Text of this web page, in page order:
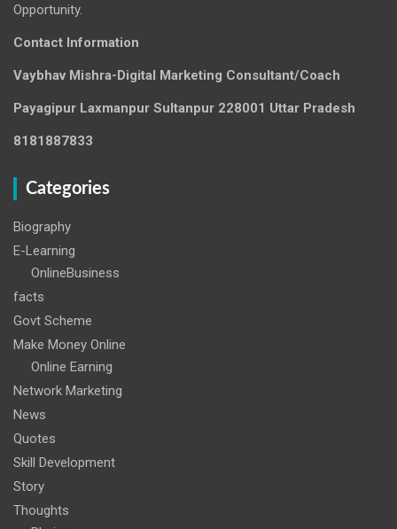
Opportunity.
Contact Information
Vaybhav Mishra-Digital Marketing Consultant/Coach
Payagipur Laxmanpur Sultanpur 228001 Uttar Pradesh
8181887833
Categories
Biography
E-Learning
OnlineBusiness
facts
Govt Scheme
Make Money Online
Online Earning
Network Marketing
News
Quotes
Skill Development
Story
Thoughts